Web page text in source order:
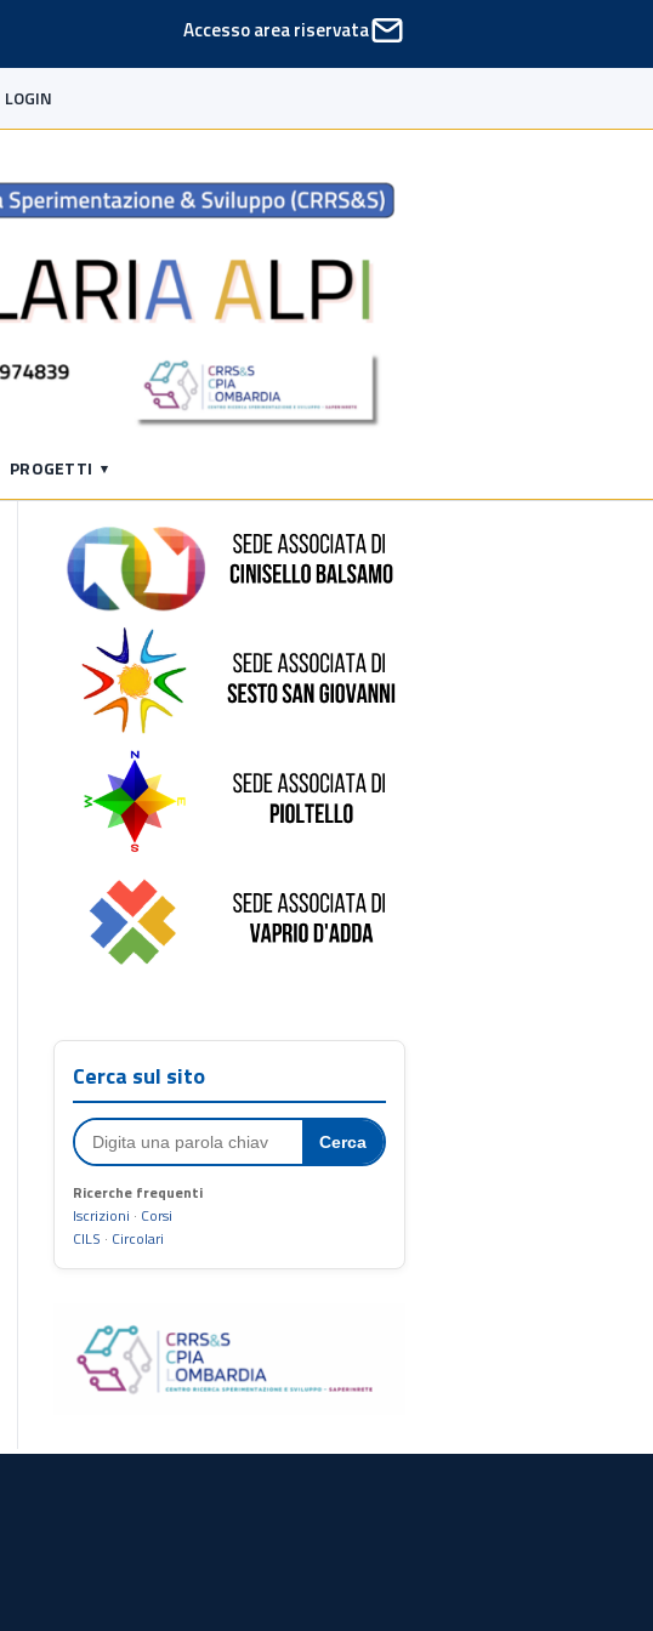
Accesso area riservata
LOGIN
PROGETTI
Sede di Cinisello Balsamo
Sede di Sesto San Giovanni
Sede di Pioltello
Sede di Vaprio D'Adda
Cerca sul sito
Cerca
Ricerche frequenti
Iscrizioni · Corsi
CILS · Circolari